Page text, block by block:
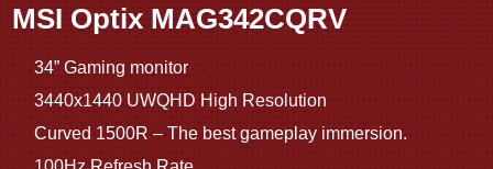
MSI Optix MAG342CQRV
34” Gaming monitor
3440x1440 UWQHD High Resolution
Curved 1500R – The best gameplay immersion.